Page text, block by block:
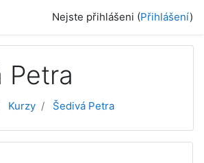
Nejste přihlášeni (Přihlášení)
Petra
Kurzy Šedivá Petra